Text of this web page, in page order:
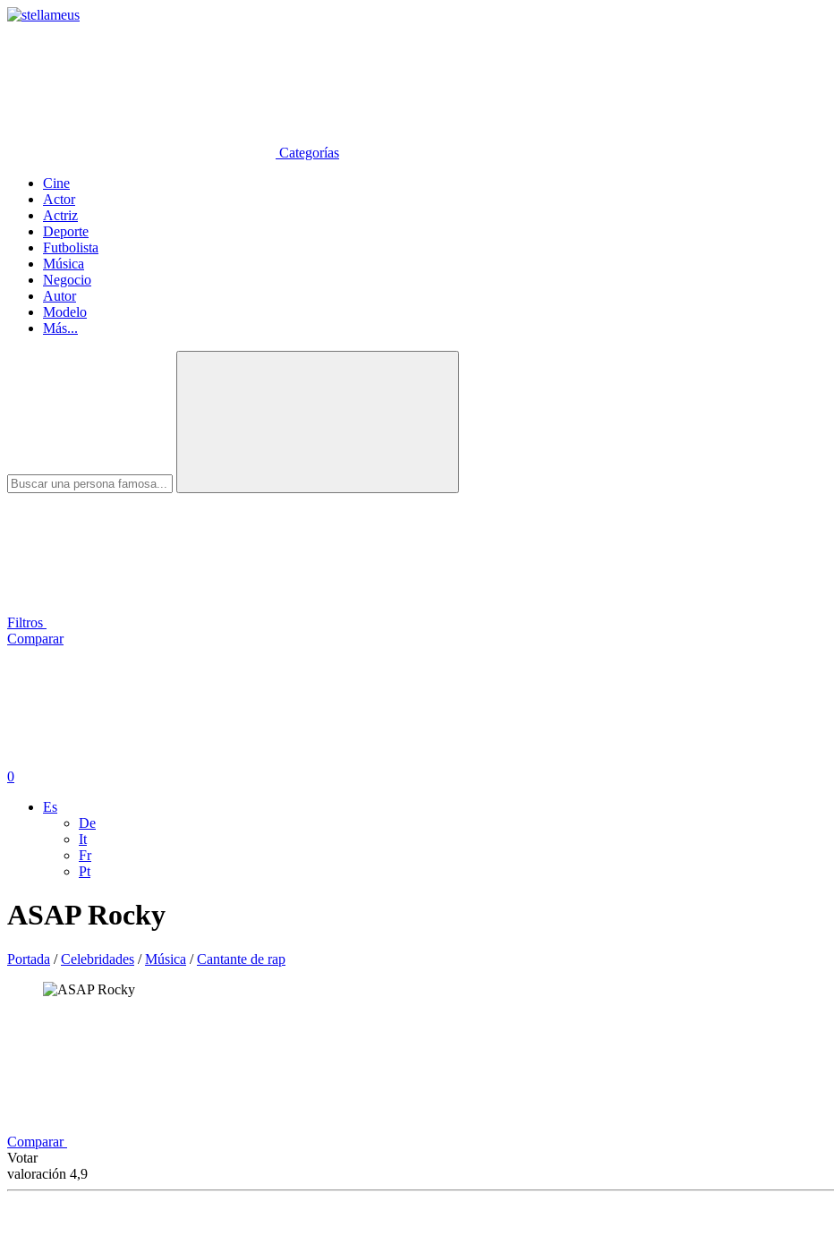
Categorías
Cine
Actor
Actriz
Deporte
Futbolista
Música
Negocio
Autor
Modelo
Más...
Filtros
Comparar
0
Es
De
It
Fr
Pt
ASAP Rocky
Portada /Celebridades /Música /Cantante de rap
Comparar
Votar
valoración 4,9